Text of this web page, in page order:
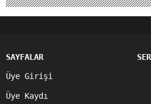
SAYFALAR
Üye Girişi
Üye Kaydı